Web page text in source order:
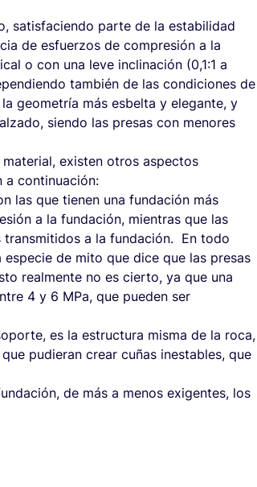
satisfaciendo parte de la estabilidad
de esfuerzos de compresión a la
o con una leve inclinación (0,1:1 a
también de las condiciones de
geometría más esbelta y elegante, y
siendo las presas con menores
existen otros aspectos
a continuación:
las que tienen una fundación más
a la fundación, mientras que las
transmitidos a la fundación. En todo
de mito que dice que las presas
realmente no es cierto, ya que una
4 y 6 MPa, que pueden ser
es la estructura misma de la roca,
pudieran crear cuñas inestables, que
de más a menos exigentes, los